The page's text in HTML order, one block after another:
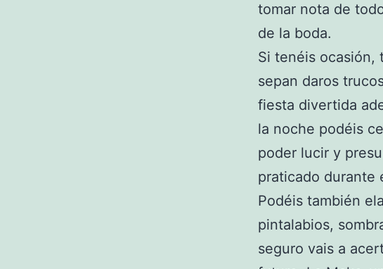
tomar nota de
de la boda.
Si tenéis ocasión,
sepan daros
fiesta divertida
la noche podéis
poder lucir y
praticado durante
Podéis también
pintalabios,
seguro vais a